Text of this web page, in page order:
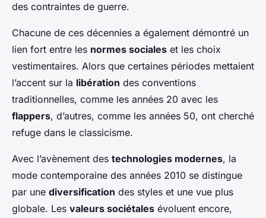
des contraintes de guerre.
Chacune de ces décennies a également démontré un
lien fort entre les normes sociales et les choix
vestimentaires. Alors que certaines périodes mettaient
l’accent sur la libération des conventions
traditionnelles, comme les années 20 avec les
flappers, d’autres, comme les années 50, ont cherché
refuge dans le classicisme.
Avec l’avènement des technologies modernes, la
mode contemporaine des années 2010 se distingue
par une diversification des styles et une vue plus
globale. Les valeurs sociétales évoluent encore,